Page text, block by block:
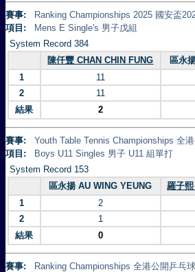
賽事:
Ranking Championships 2025 國安盃
項目:
Mens E Single's 男子戊組
System Record 384
陳仟豐 CHAN CHIN FUNG
區永
1
11
2
11
結果
2
賽事:
Youth Table Tennis Championships 全
項目:
Boys U11 Singles 男子 U11 組單打
System Record 153
區永揚 AU WING YEUNG
羅子
1
2
2
1
結果
0
賽事:
Ranking Championships 全港公開乒乓